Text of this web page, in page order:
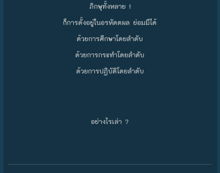
ภิกษุทั้งหลาย !
ก็การตั้งอยู่ในอรหัตตผล ย่อมมีได้
ด้วยการศึกษาโดยลำดับ
ด้วยการกระทำโดยลำดับ
ด้วยการปฏิบัติโดยลำดับ
อย่างไรเล่า ?